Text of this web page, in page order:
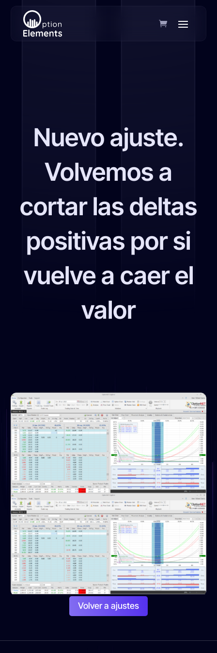
Nuevo ajuste.
Volvemos a
cortar las deltas
positivas por si
vuelve a caer el
valor
Volver a ajustes